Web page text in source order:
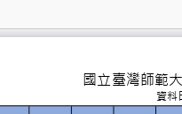
國立臺灣
資